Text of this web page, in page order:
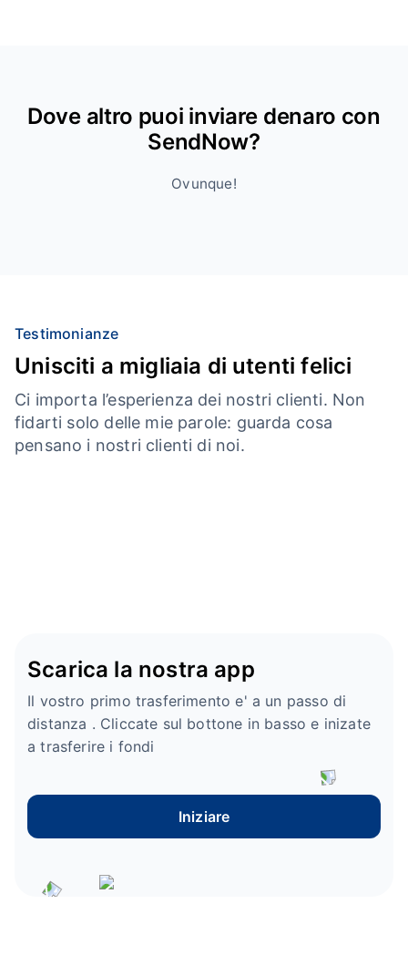
Dove altro puoi inviare denaro con
SendNow?
Ovunque!
Testimonianze
Unisciti a migliaia di utenti felici
Ci importa l’esperienza dei nostri clienti. Non
fidarti solo delle mie parole: guarda cosa
pensano i nostri clienti di noi.
Scarica la nostra app
Il vostro primo trasferimento e' a un passo di
distanza . Cliccate sul bottone in basso e inizate
a trasferire i fondi
Iniziare